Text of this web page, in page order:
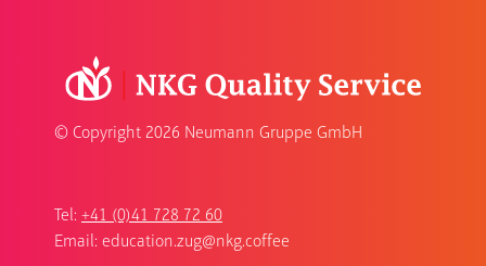
Tel: +41 (0)41 728 72 60
Email: education.zug@nkg.coffee
© Copyright 2026 Neumann Gruppe GmbH